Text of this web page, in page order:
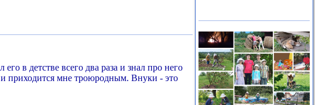
в детстве всего два раза и знал про него
приходится мне троюродным. Внуки - это